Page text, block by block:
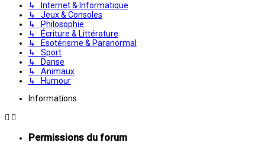
↳ Internet & Informatique
↳ Jeux & Consoles
↳ Philosophie
↳ Écriture & Littérature
↳ Esotérisme & Paranormal
↳ Sport
↳ Danse
↳ Animaux
↳ Humour
Informations
Permissions du forum